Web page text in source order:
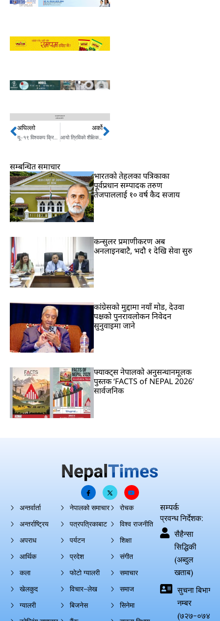
Prev
अघिल्लो
यू–१९ विश्वकप क्रिकेट सुरु, विश्वकपमा नेपालको खेल कहिले ? कोसँग छ ?
अर्को
आयो त्रिविको शैक्षिक क्यालेण्डर, कुन परीक्षा कहिले ?Next
सम्बन्धित समाचार
भारतकाे तेहलका पत्रिकाका
पूर्वप्रधान सम्पादक तरुण
तेजपाललाई १० वर्ष कैद सजाय
कन्सुलर प्रमाणीकरण अब
अनलाइनबाटै, भदौ १ देखि सेवा सुरु
कांग्रेसको मुद्दामा नयाँ मोड, देउवा
पक्षको पुनरावलोकन निवेदन
सुनुवाइमा जाने
फ्याक्ट्स नेपालको अनुसन्धानमूलक
पुस्तक ‘FACTS of NEPAL 2026’
सार्वजनिक
अन्तर्वार्ता
अन्तर्राष्ट्रिय
अपराध
आर्थिक
कला
खेलकुद
ग्यालरी
नेपालको समाचार
पत्रपत्रिकाबाट
पर्यटन
प्रदेश
फोटो ग्यालरी
विचार–लेख
बिजनेस
रोचक
विश्व राजनीति
शिक्षा
संगीत
समाचार
समाज
सिनेमा
सम्पर्क
प्रवन्ध निर्देशक:
सैहैन्सा
सिद्धिकी
(अब्दुल
खताब)
सुचना बिभाग
नम्बर
(७२७-०७४-